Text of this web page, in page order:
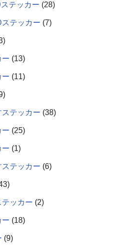
テッカー 28
テッカー 7
ー 13
ー 11
テッカー 38
ー 25
ー 1
テッカー 6
ッカー 2
ー 18
9